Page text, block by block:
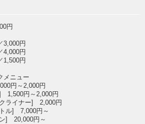
円
3,000円
4,000円
1,500円
メニュー
円～2,000円
1,500円～2,000円
ライナー] 2,000円
ル] 7,000円～
] 20,000円～